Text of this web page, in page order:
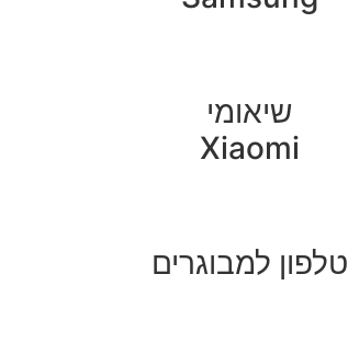
שיאומי
Xiaomi
טלפון למבוגרים